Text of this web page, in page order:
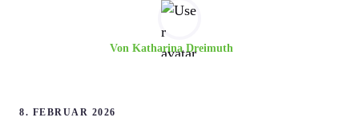
Von Katharina Dreimuth
8. FEBRUAR 2026